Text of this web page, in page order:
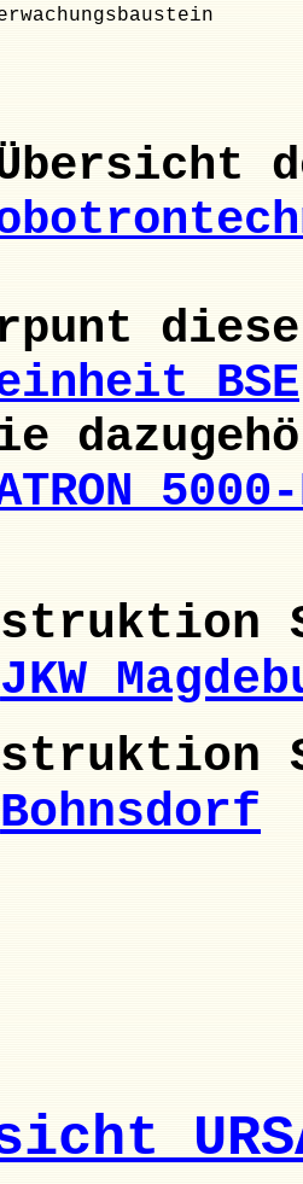
BSE
JKW
Bohnsdorf